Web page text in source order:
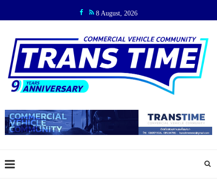
8 August, 2026